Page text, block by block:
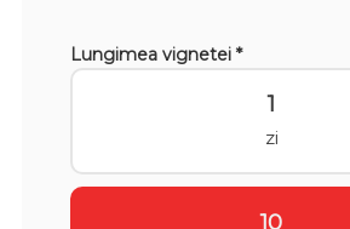
Lungimea vignetei *
1
zi
10